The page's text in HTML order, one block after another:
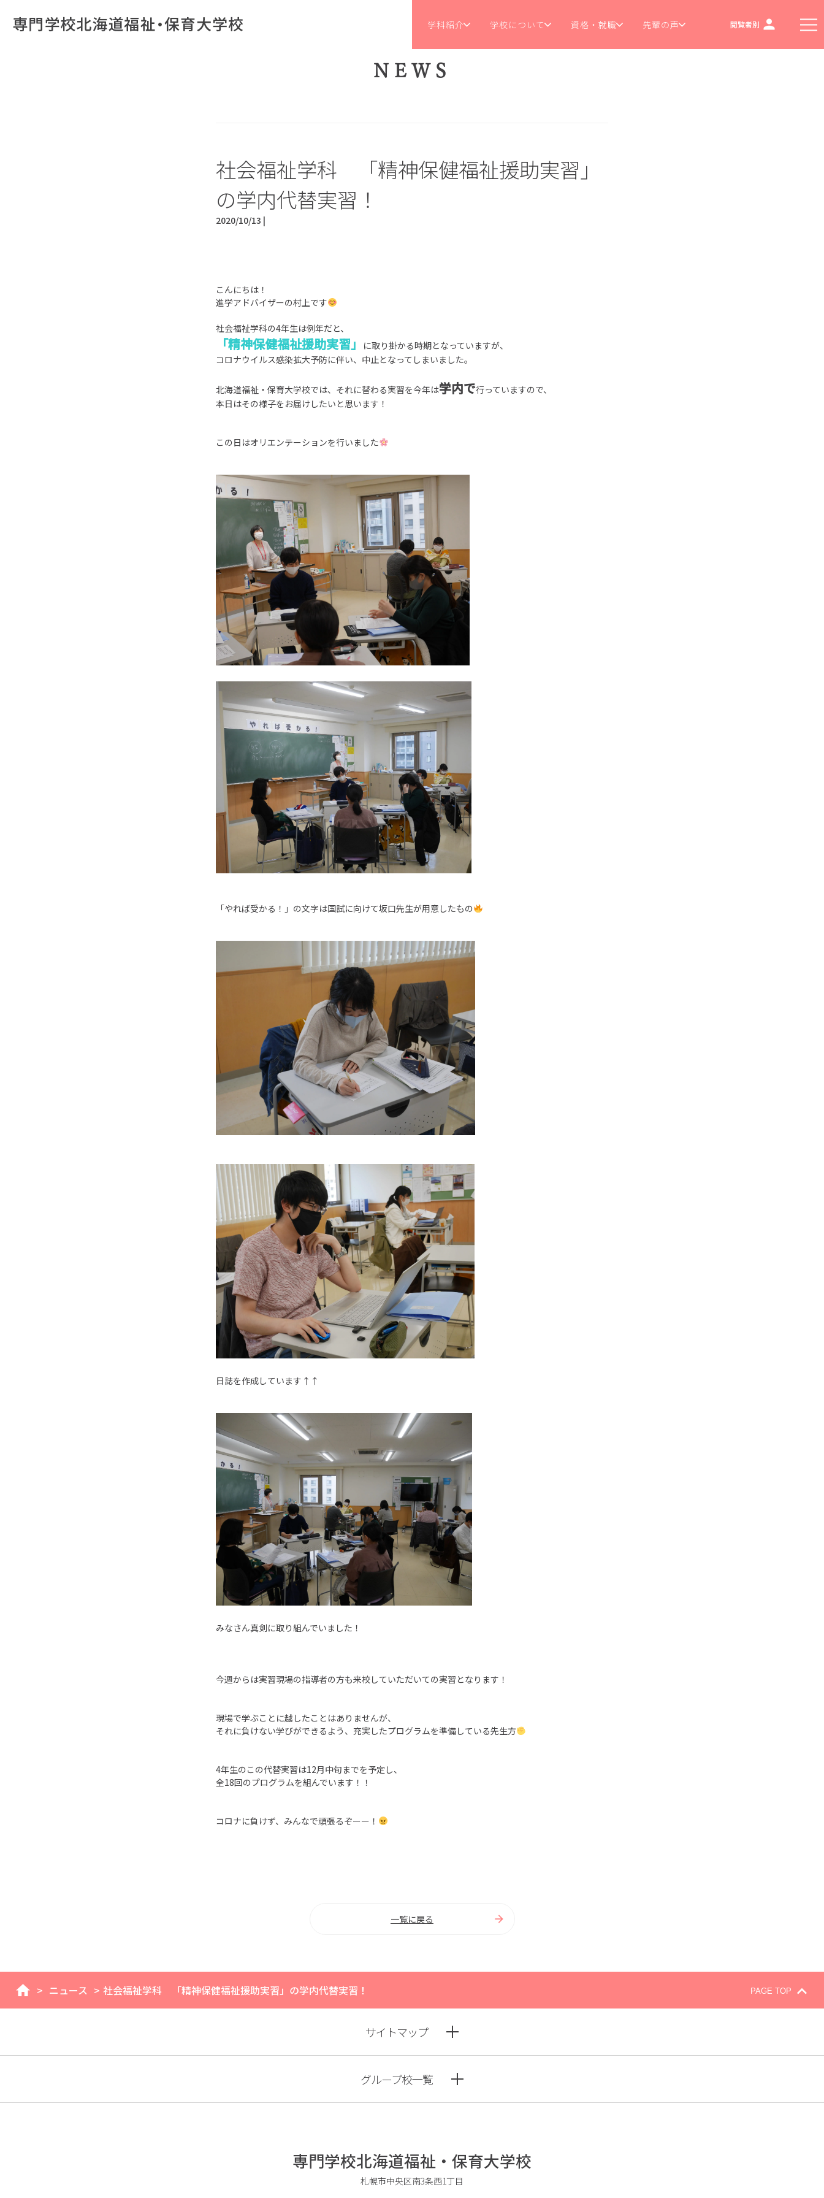
学科紹介 学校について 資格・就職 先輩の声 閲覧者別
NEWS
社会福祉学科 「精神保健福祉援助実習」
の学内代替実習！
2020/10/13 |
こんにちは！
進学アドバイザーの村上です
社会福祉学科の4年生は例年だと、
「精神保健福祉援助実習」
に取り掛かる時期となっていますが、
コロナウイルス感染拡大予防に伴い、中止となってしまいました。
北海道福祉・保育大学校では、それに替わる実習を今年は学内で行っていますので、
本日はその様子をお届けしたいと思います！
この日はオリエンテーションを行いました
「やれば受かる！」の文字は国試に向けて坂口先生が用意したもの
日誌を作成しています↑↑
みなさん真剣に取り組んでいました！
今週からは実習現場の指導者の方も来校していただいての実習となります！
現場で学ぶことに越したことはありませんが、
それに負けない学びができるよう、充実したプログラムを準備している先生方
4年生のこの代替実習は12月中旬までを予定し、
全18回のプログラムを組んでいます！！
コロナに負けず、みんなで頑張るぞーー！
一覧に戻る
home
> ニュース > 社会福祉学科 「精神保健福祉援助実習」の学内代替実習！ PAGE TOP
サイトマップ
グループ校一覧
専門学校北海道福祉・保育大学校
札幌市中央区南3条西1丁目